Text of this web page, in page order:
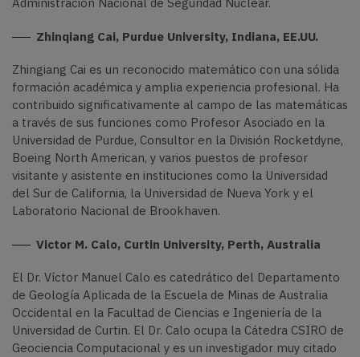
Zhinqiang Cai, Purdue University, Indiana, EE.UU.
Zhingiang Cai es un reconocido matemático con una sólida
formación académica y amplia experiencia profesional. Ha
contribuido significativamente al campo de las matemáticas
a través de sus funciones como Profesor Asociado en la
Universidad de Purdue, Consultor en la División Rocketdyne,
Boeing North American, y varios puestos de profesor
visitante y asistente en instituciones como la Universidad
del Sur de California, la Universidad de Nueva York y el
Laboratorio Nacional de Brookhaven.
Victor M. Calo, Curtin University, Perth, Australia
El Dr. Víctor Manuel Calo es catedrático del Departamento
de Geología Aplicada de la Escuela de Minas de Australia
Occidental en la Facultad de Ciencias e Ingeniería de la
Universidad de Curtin. El Dr. Calo ocupa la Cátedra CSIRO de
Geociencia Computacional y es un investigador muy citado